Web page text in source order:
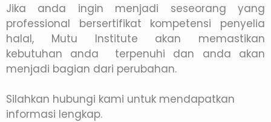
Jika anda ingin menjadi seseorang yang
professional bersertifikat kompetensi penyelia
halal, Mutu Institute akan memastikan
kebutuhan anda terpenuhi dan anda akan
menjadi bagian dari perubahan.
Silahkan hubungi kami untuk mendapatkan
informasi lengkap.